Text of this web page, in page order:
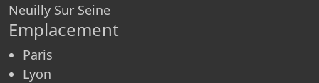
Neuilly Sur Seine
Emplacement
Paris
Lyon